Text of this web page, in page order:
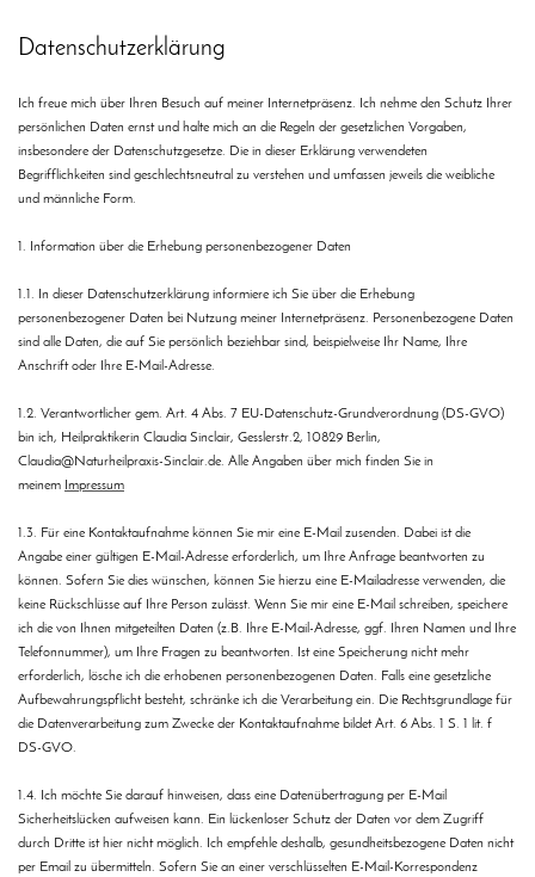
Datenschutzerklärung
Ich freue mich über Ihren Besuch auf meiner Internetpräsenz. Ich nehme den Schutz Ihrer
persönlichen Daten ernst und halte mich an die Regeln der gesetzlichen Vorgaben,
insbesondere der Datenschutzgesetze. Die in dieser Erklärung verwendeten
Begrifflichkeiten sind geschlechtsneutral zu verstehen und umfassen jeweils die weibliche
und männliche Form.
1. Information über die Erhebung personenbezogener Daten
1.1. In dieser Datenschutzerklärung informiere ich Sie über die Erhebung
personenbezogener Daten bei Nutzung meiner Internetpräsenz. Personenbezogene Daten
sind alle Daten, die auf Sie persönlich beziehbar sind, beispielweise Ihr Name, Ihre
Anschrift oder Ihre E-Mail-Adresse.
1.2. Verantwortlicher gem. Art. 4 Abs. 7 EU-Datenschutz-Grundverordnung (DS-GVO)
bin ich, Heilpraktikerin Claudia Sinclair, Gesslerstr.2, 10829 Berlin,
Claudia@Naturheilpraxis-Sinclair.de. Alle Angaben über mich finden Sie in
meinem Impressum
1.3. Für eine Kontaktaufnahme können Sie mir eine E-Mail zusenden. Dabei ist die
Angabe einer gültigen E-Mail-Adresse erforderlich, um Ihre Anfrage beantworten zu
können. Sofern Sie dies wünschen, können Sie hierzu eine E-Mailadresse verwenden, die
keine Rückschlüsse auf Ihre Person zulässt. Wenn Sie mir eine E-Mail schreiben, speichere
ich die von Ihnen mitgeteilten Daten (z.B. Ihre E-Mail-Adresse, ggf. Ihren Namen und Ihre
Telefonnummer), um Ihre Fragen zu beantworten. Ist eine Speicherung nicht mehr
erforderlich, lösche ich die erhobenen personenbezogenen Daten. Falls eine gesetzliche
Aufbewahrungspflicht besteht, schränke ich die Verarbeitung ein. Die Rechtsgrundlage für
die Datenverarbeitung zum Zwecke der Kontaktaufnahme bildet Art. 6 Abs. 1 S. 1 lit. f
DS-GVO.
1.4. Ich möchte Sie darauf hinweisen, dass eine Datenübertragung per E-Mail
Sicherheitslücken aufweisen kann. Ein lückenloser Schutz der Daten vor dem Zugriff
durch Dritte ist hier nicht möglich. Ich empfehle deshalb, gesundheitsbezogene Daten nicht
per Email zu übermitteln. Sofern Sie an einer verschlüsselten E-Mail-Korrespondenz